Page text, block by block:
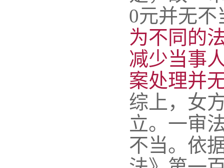
0元并无不
为不同的
减少当事
案处理并
综上，女
立。一审
不当。依